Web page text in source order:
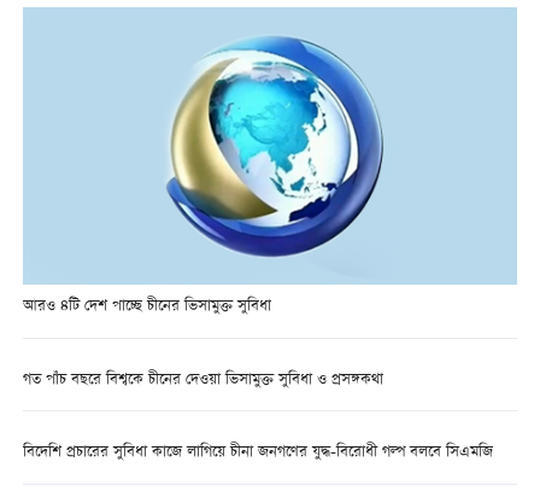
আরও ৪টি দেশ পাচ্ছে চীনের ভিসামুক্ত সুবিধা
গত পাঁচ বছরে বিশ্বকে চীনের দেওয়া ভিসামুক্ত সুবিধা ও প্রসঙ্গকথা
বিদেশি প্রচারের সুবিধা কাজে লাগিয়ে চীনা জনগণের যুদ্ধ-বিরোধী গল্প বলবে সিএমজি